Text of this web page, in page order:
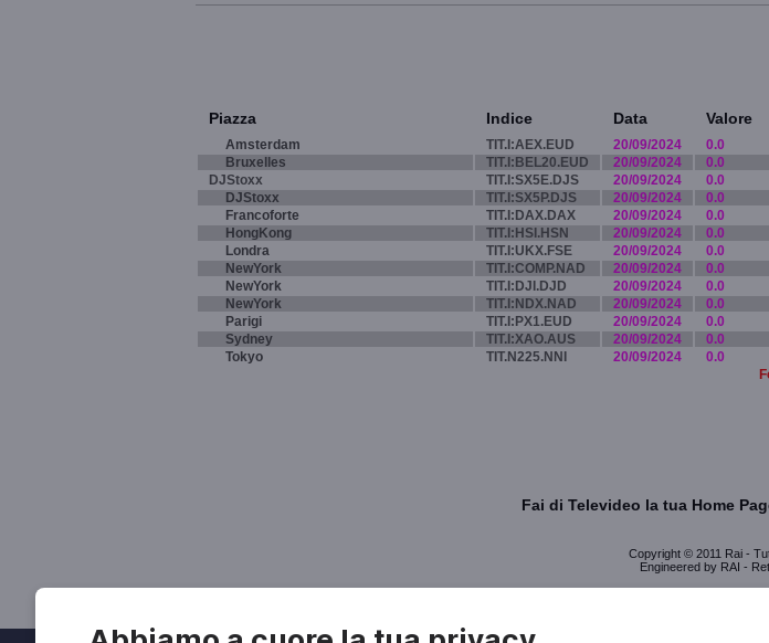
Piazza Indice Data Valore
Amsterdam TIT.I:AEX.EUD 20/09/2024 0.0
Bruxelles
TIT.I:BEL20.EUD 20/09/2024 0.0
DJStoxx
TIT.I:SX5E.DJS 20/09/2024 0.0
DJStoxx
TIT.I:SX5P.DJS 20/09/2024 0.0
Francoforte
TIT.I:DAX.DAX 20/09/2024 0.0
HongKong
TIT.I:HSI.HSN 20/09/2024 0.0
Londra
TIT.I:UKX.FSE 20/09/2024 0.0
NewYork
TIT.I:COMP.NAD 20/09/2024 0.0
NewYork
TIT.I:DJI.DJD 20/09/2024 0.0
NewYork
TIT.I:NDX.NAD 20/09/2024 0.0
Parigi
TIT.I:PX1.EUD 20/09/2024 0.0
Sydney
TIT.I:XAO.AUS 20/09/2024 0.0
Tokyo
TIT.N225.NNI 20/09/2024 0.0
Fai di Televideo la tua Home
Copyright © 2011 Rai -
Engineered by RAI -